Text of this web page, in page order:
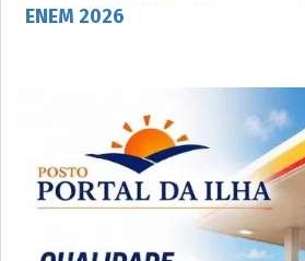
ENEM 2026